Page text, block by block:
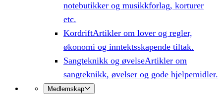
notebutikker og musikkforlag, korturer
etc.
KordriftArtikler om lover og regler,
økonomi og inntektsskapende tiltak.
Sangteknikk og øvelseArtikler om
sangteknikk, øvelser og gode hjelpemidler.
Medlemskap